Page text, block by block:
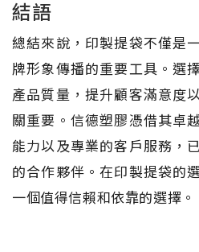
結語
總結來說，印製提袋不僅是
牌形象傳播的重要工具。選
產品質量，提升顧客滿意度
關重要。信德塑膠憑借其卓
能力以及專業的客戶服務，
的合作夥伴。在印製提袋的
一個值得信賴和依靠的選擇。